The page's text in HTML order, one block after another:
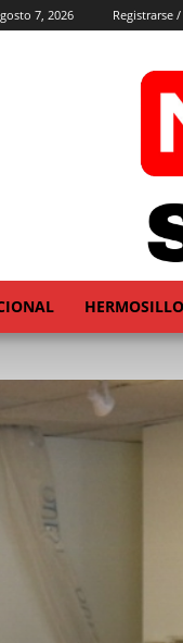
7, 2026 Registrarse
HERMOSILLO